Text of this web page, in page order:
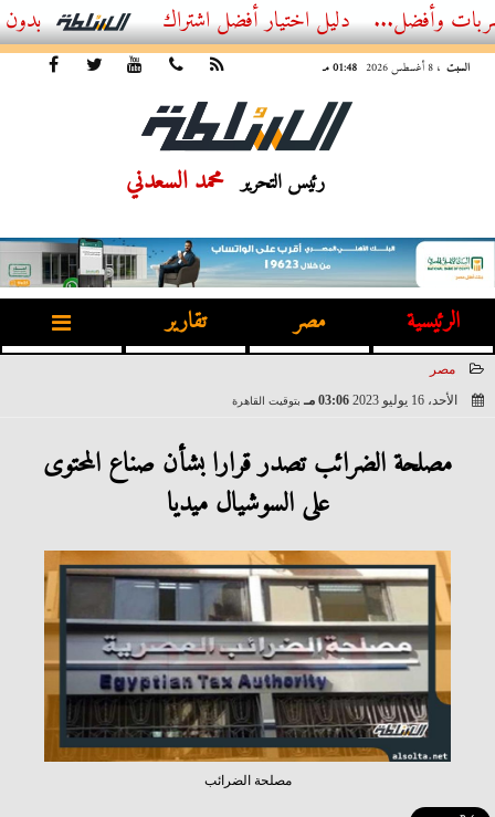
أفضل اشتراك IPTV بدون تقطيع 2026 – دليل المشاهد العصري
السبت ، 8 أغسطس 2026 01:48 مـ
رئيس التحرير محمد السعدني
الرئيسية مصر تقارير
مصر
الأحد، 16 يوليو 2023
03:06 مـ بتوقيت القاهرة
مصلحة الضرائب تصدر قرارا بشأن صناع المحتوى
على السوشيال ميديا
مصلحة الضرائب